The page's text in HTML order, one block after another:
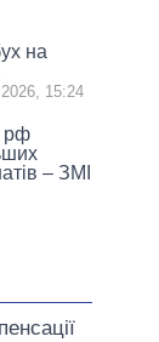
на
15:24
рф
– ЗМІ